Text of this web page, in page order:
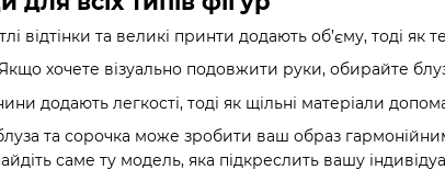
відтінки та великі принти додають об’єму, тоді
Якщо хочете візуально подовжити руки, обирайте
додають легкості, тоді як щільні матеріали
та сорочка може зробити ваш образ
саме ту модель, яка підкреслить вашу